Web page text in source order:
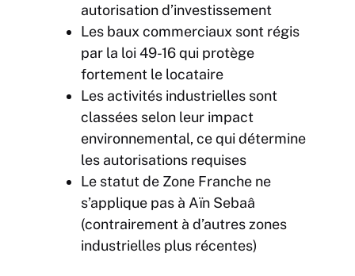
autorisation d’investissement
Les baux commerciaux sont régis
par la loi 49-16 qui protège
fortement le locataire
Les activités industrielles sont
classées selon leur impact
environnemental, ce qui détermine
les autorisations requises
Le statut de Zone Franche ne
s’applique pas à Aïn Sebaâ
(contrairement à d’autres zones
industrielles plus récentes)